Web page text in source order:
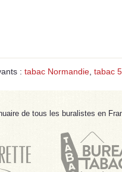
: tabac Normandie tabac
de tous les buralistes en